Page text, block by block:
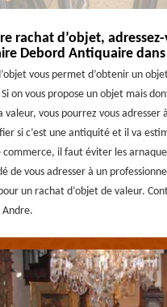
rachat d’objet,
Debord Antiquaire dans
vous permet d’obtenir un
on vous propose un objet mais
valeur, vous pourrez vous adresser
si c’est une antiquité et il va
commerce, il faut éviter les
de vous adresser à un
un rachat d’objet de valeur.
Andre.